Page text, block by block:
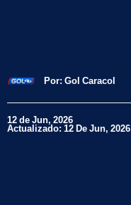
Por: Gol Caracol
12 de Jun, 2026
Actualizado: 12 De Jun, 2026